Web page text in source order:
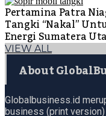
Pertamina Patra
Tangki “Nakal”
Energi Sumatera
VIEW ALL
About
Globalbusiness.id
business (print version)